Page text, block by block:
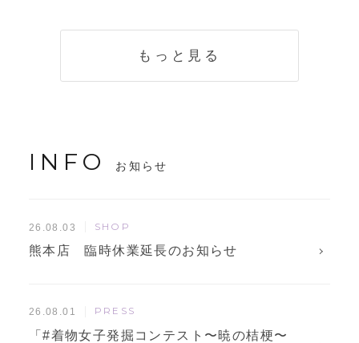
もっと見る
INFO お知らせ
26.08.03 SHOP
熊本店 臨時休業延長のお知らせ
26.08.01 PRESS
「#着物女子発掘コンテスト〜暁の桔梗〜